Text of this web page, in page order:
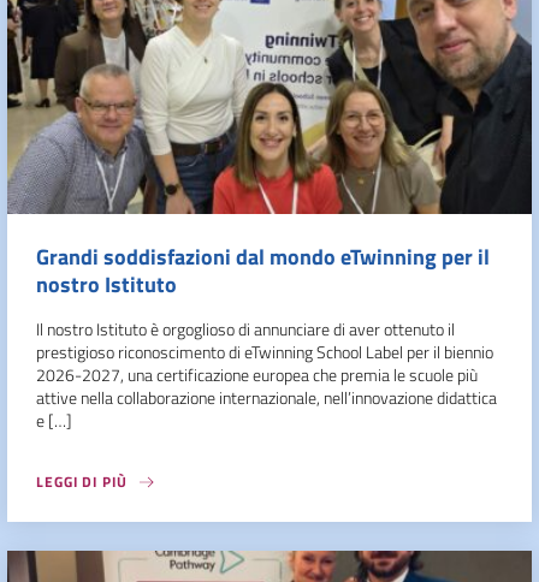
Grandi soddisfazioni dal mondo eTwinning per il
nostro Istituto
Il nostro Istituto è orgoglioso di annunciare di aver ottenuto il
prestigioso riconoscimento di eTwinning School Label per il biennio
2026-2027, una certificazione europea che premia le scuole più
attive nella collaborazione internazionale, nell’innovazione didattica
e […]
LEGGI DI PIÙ